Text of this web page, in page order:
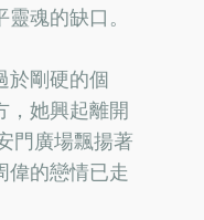
魂的缺口。
於剛硬的個
，她興起離開
門廣場飄揚著
偉的戀情已走